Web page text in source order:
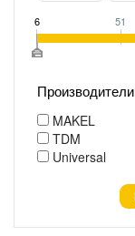
6 51
Производители
MAKEL
TDM
Universal